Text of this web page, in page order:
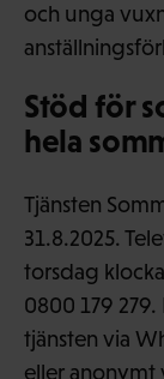
och unga
Stöd för
hela
Tjänsten
31.8.2025.
torsdag
0800 179
tjänsten via
eller anonymt